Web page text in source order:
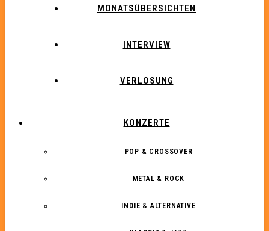
MONATSÜBERSICHTEN
INTERVIEW
VERLOSUNG
KONZERTE
POP & CROSSOVER
METAL & ROCK
INDIE & ALTERNATIVE